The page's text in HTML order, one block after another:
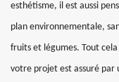
esthétisme, il est aussi
plan environnementale,
fruits et légumes. Tout
votre projet est assuré par